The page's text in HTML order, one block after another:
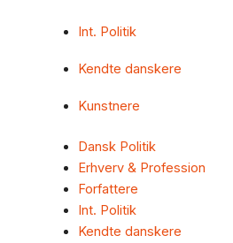
Int. Politik
Kendte danskere
Kunstnere
Dansk Politik
Erhverv & Profession
Forfattere
Int. Politik
Kendte danskere